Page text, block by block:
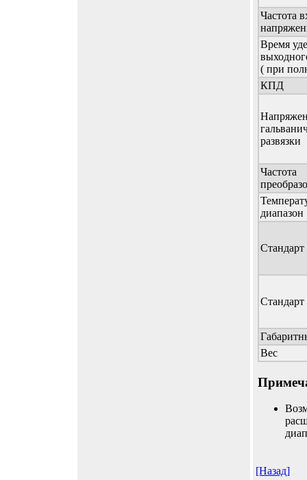
Частота
Время
( при
КПД
развязки
Частота
диапазон
Стандарт
Вес
[Назад]